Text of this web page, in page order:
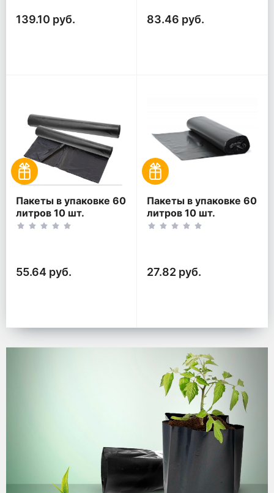
139.10 руб. 83.46 руб.
Пакеты в упаковке 60
литров 10 шт.
(10шт*2рул)
55.64 руб.
Пакеты в упаковке 60
литров 10 шт.
(10шт*1рул)
27.82 руб.